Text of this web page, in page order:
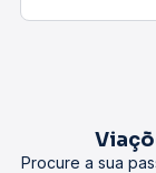
Procure a sua